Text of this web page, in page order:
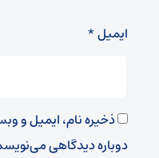
ایمیل*
ذخیره نام، ایمیل و
دوباره دیدگاهی